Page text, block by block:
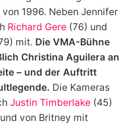
1996. Neben Jennifer
Richard Gere (76) und
mit. Die VMA-Bühne
Christina Aguilera an
– und der Auftritt
Die Kameras
Justin Timberlake (45)
von Britney mit